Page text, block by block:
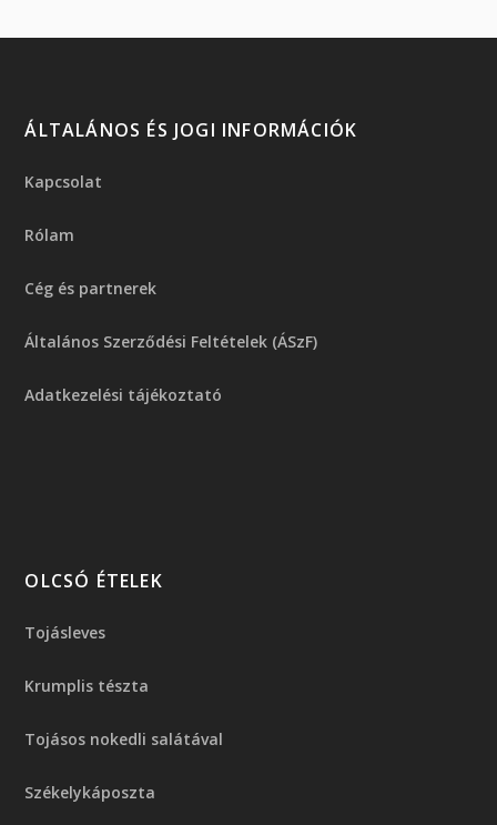
ÁLTALÁNOS ÉS JOGI INFORMÁCIÓK
Kapcsolat
Rólam
Cég és partnerek
Általános Szerződési Feltételek (ÁSzF)
Adatkezelési tájékoztató
OLCSÓ ÉTELEK
Tojásleves
Krumplis tészta
Tojásos nokedli salátával
Székelykáposzta